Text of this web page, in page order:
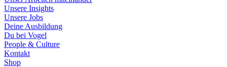
Unsere Insights
Unsere Jobs
Deine Ausbildung
Du bei Vogel
People & Culture
Kontakt
Shop